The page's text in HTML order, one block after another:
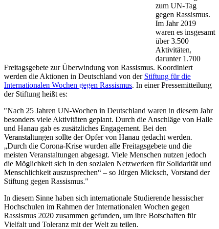
zum UN-Tag
gegen Rassismus.
Im Jahr 2019
waren es insgesamt
über 3.500
Aktivitäten,
darunter 1.700
Freitagsgebete zur Überwindung von Rassismus. Koordiniert
werden die Aktionen in Deutschland von der Stiftung für die
Internationalen Wochen gegen Rassismus. In einer Pressemitteilung
der Stiftung heißt es:
"Nach 25 Jahren UN-Wochen in Deutschland waren in diesem Jahr
besonders viele Aktivitäten geplant. Durch die Anschläge von Halle
und Hanau gab es zusätzliches Engagement. Bei den
Veranstaltungen sollte der Opfer von Hanau gedacht werden.
„Durch die Corona-Krise wurden alle Freitagsgebete und die
meisten Veranstaltungen abgesagt. Viele Menschen nutzen jedoch
die Möglichkeit sich in den sozialen Netzwerken für Solidarität und
Menschlichkeit auszusprechen“ – so Jürgen Micksch, Vorstand der
Stiftung gegen Rassismus."
In diesem Sinne haben sich internationale Studierende hessischer
Hochschulen im Rahmen der Internationalen Wochen gegen
Rassismus 2020 zusammen gefunden, um ihre Botschaften für
Vielfalt und Toleranz mit der Welt zu teilen.